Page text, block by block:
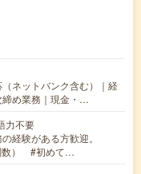
ネットバンク含む）｜経
締め業務｜現金・…
力不要
経験がある方歓迎。
数） #初めて…